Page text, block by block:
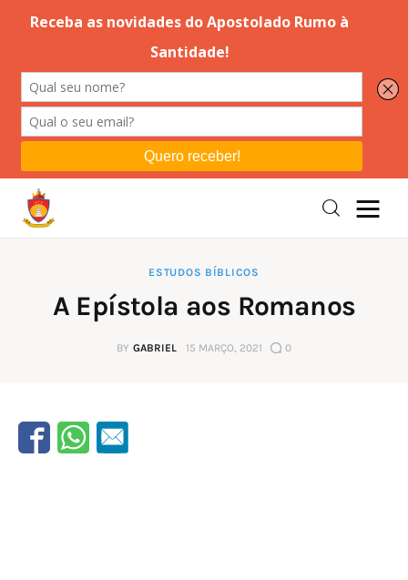
Editorial
Orações
Instruções
Espiritualidade
ESTUDOS BÍBLICOS
A Epístola aos Romanos
BY GABRIEL 15 MARÇO, 2021 0